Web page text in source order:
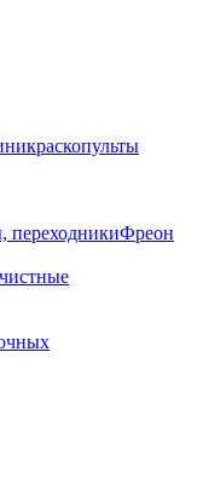
переходникиФреон